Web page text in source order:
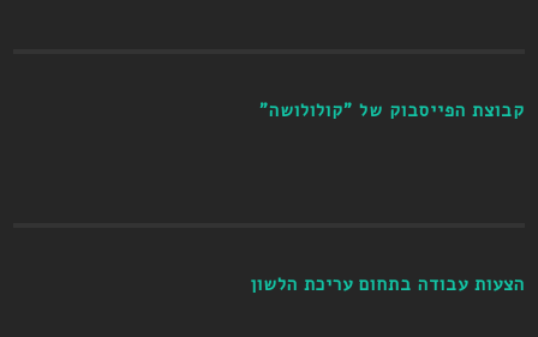
קבוצת הפייסבוק של "קולולושה"
הצעות עבודה בתחום עריכת הלשון